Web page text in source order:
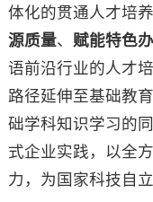
体化的贯通人才培
源质量、 赋能特色
语前沿行业的人才
路径延伸至基础教
础学科知识学习的
式企业实践，以全
力，为国家科技自